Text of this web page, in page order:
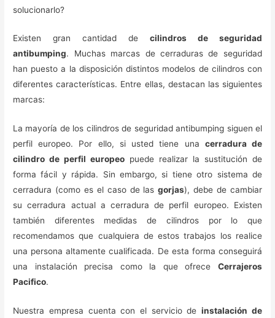
solucionarlo?
Existen gran cantidad de cilindros de seguridad
antibumping. Muchas marcas de cerraduras de seguridad
han puesto a la disposición distintos modelos de cilindros con
diferentes características. Entre ellas, destacan las siguientes
marcas:
La mayoría de los cilindros de seguridad antibumping siguen el
perfil europeo. Por ello, si usted tiene una cerradura de
cilindro de perfil europeo puede realizar la sustitución de
forma fácil y rápida. Sin embargo, si tiene otro sistema de
cerradura (como es el caso de lasgorjas), debe de cambiar
su cerradura actual a cerradura de perfil europeo. Existen
también diferentes medidas de cilindros por lo que
recomendamos que cualquiera de estos trabajos los realice
una persona altamente cualificada. De esta forma conseguirá
una instalación precisa como la que ofrece Cerrajeros
Pacifico.
Nuestra empresa cuenta con el servicio deinstalación de